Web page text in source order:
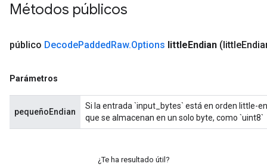
Métodos públicos
público DecodePaddedRaw.Options littleEndian (little
Parámetros
pequeñoEndian
Si la entrada `input_bytes` está en orden little-
que se almacenan en un solo byte, como `uint8`
¿Te ha resultado útil?